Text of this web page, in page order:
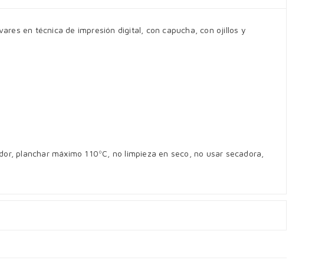
en técnica de impresión digital, con capucha, con ojillos y
planchar máximo 110ºC, no limpieza en seco, no usar secadora,